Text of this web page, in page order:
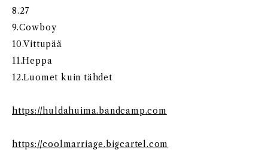
8.27
9.Cowboy
10.Vittupää
11.Heppa
12.Luomet kuin tähdet
https://huldahuima.bandcamp.com
https://coolmarriage.bigcartel.com